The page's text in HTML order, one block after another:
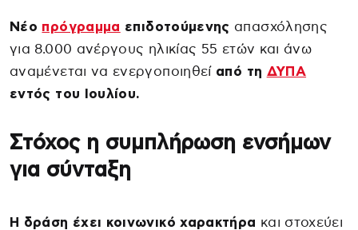
Νέο πρόγραμμα επιδοτούμενης απασχόλησης
για 8.000 ανέργους ηλικίας 55 ετών και άνω
αναμένεται να ενεργοποιηθεί από τη ΔΥΠΑ
εντός του Ιουλίου.
Στόχος η συμπλήρωση ενσήμων
για σύνταξη
Η δράση έχει κοινωνικό χαρακτήρα και στοχεύει